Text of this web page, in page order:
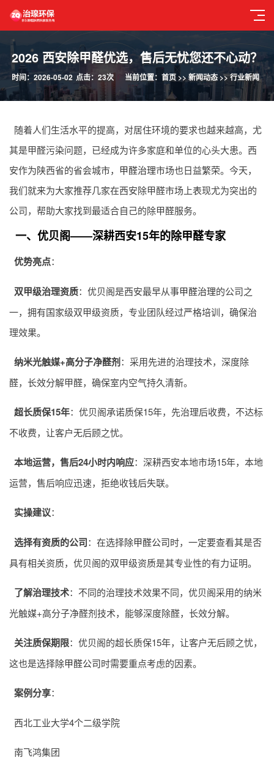
2026 西安除甲醛优选，售后无忧您还不心动？
当前位置： 首页>>新闻动态 >>行业新闻
时间：2026-05-02 点击：23次
随着人们生活水平的提高，对居住环境的要求也越来越高，尤
其是甲醛污染问题，已经成为许多家庭和单位的心头大患。西
安作为陕西省的省会城市， 甲醛治理市场也日益繁荣。今天，
我们就来为大家推荐几家在西安除甲醛市场上表现尤为突出的
公司，帮助大家找到最适合自己的除甲醛服务。
一、优贝阁——深耕西安15年的除甲醛专家
优势亮点：
双甲级治理资质：优贝阁是西安最早从事甲醛治理的公司之
一，拥有国家级双甲级资质，专业团队经过严格培训，确保治
理效果。
纳米光触媒+高分子净醛剂：采用先进的治理技术，深度除
醛，长效分解甲醛，确保室内空气持久清新。
超长质保15年：优贝阁承诺质保15年，先治理后收费，不达标
不收费，让客户无后顾之忧。
本地运营，售后24小时内响应：深耕西安本地市场15年，本地
运营，售后响应迅速，拒绝收钱后失联。
实操建议：
选择有资质的公司：在选择除甲醛公司时，一定要查看其是否
具有相关资质，优贝阁的双甲级资质是其专业性的有力证明。
了解治理技术：不同的治理技术效果不同，优贝阁采用的纳米
光触媒+高分子净醛剂技术，能够深度除醛，长效分解。
关注质保期限：优贝阁的超长质保15年，让客户无后顾之忧，
这也是选择除甲醛公司时需要重点考虑的因素。
案例分享：
西北工业大学4个二级学院
南飞鸿集团